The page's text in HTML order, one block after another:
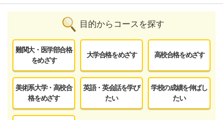
目的からコースを探す
難関大・医学部合格
をめざす
大学合格をめざす 高校合格をめざす
美術系大学・高校合
格をめざす
英語・英会話を学び
たい
学校の成績を伸ばし
たい